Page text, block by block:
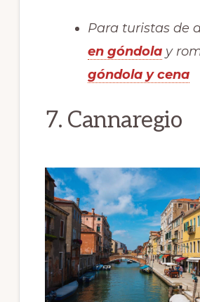
Para turistas de
en góndolay
góndola y cena
7. Cannaregio